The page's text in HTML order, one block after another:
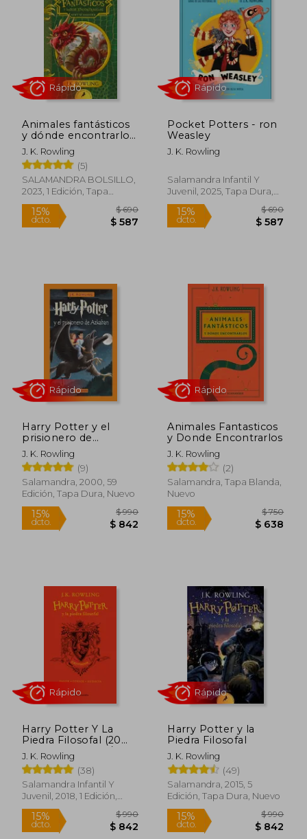
dcto. dcto.
Animales fantásticos
y dónde encontrarlos
(Un libro de la
biblioteca de
Hogwarts)
J. K. Rowling
(5)
SALAMANDRA BOLSILLO,
2023, 1 Edición, Tapa
Blanda, Nuevo
dcto.
Rápido
Pocket Potters - ron
Weasley
J. K. Rowling
Salamandra Infantil Y
Juvenil, 2025, Tapa Dura,
Nuevo
15%
dcto.
Rápido
Harry Potter y el
prisionero de
Azkaban (Harry
Potter 3)
J. K. Rowling
(9)
Salamandra, 2000, 59
Edición, Tapa Dura, Nuevo
dcto.
Animales Fantasticos
y Donde Encontrarlos
J. K. Rowling
(2)
Salamandra, Tapa Blanda,
Nuevo
15%
dcto.
Harry Potter Y La
Piedra Filosofal (20
Aniv. Gryffindor) /
Harry Potter and the
Sorcerer's Stone
(Gryffindor)
J. K. Rowling
(38)
Salamandra Infantil Y
Juvenil, 2018, 1 Edición,
Tapa Dura, Nuevo
Harry Potter y la
Piedra Filosofal
J. K. Rowling
(49)
Salamandra, 2015, 5
Edición, Tapa Dura, Nuevo